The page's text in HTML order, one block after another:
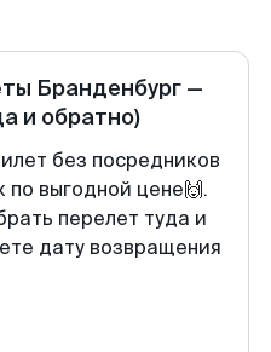
Бранденбург—
и обратно)
без посредников
по выгодной цене🙌.
перелет туда и
дату возвращения